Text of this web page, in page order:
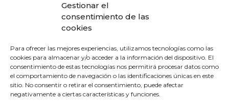
Gestionar el
consentimiento de las
cookies
Para ofrecer las mejores experiencias, utilizamos tecnologías como las
cookies para almacenar y/o acceder a la información del dispositivo. El
consentimiento de estas tecnologías nos permitirá procesar datos como
el comportamiento de navegación o las identificaciones únicas en este
sitio. No consentir o retirar el consentimiento, puede afectar
negativamente a ciertas características y funciones.
Centro Nacional de Epidemiología
En Andalucía